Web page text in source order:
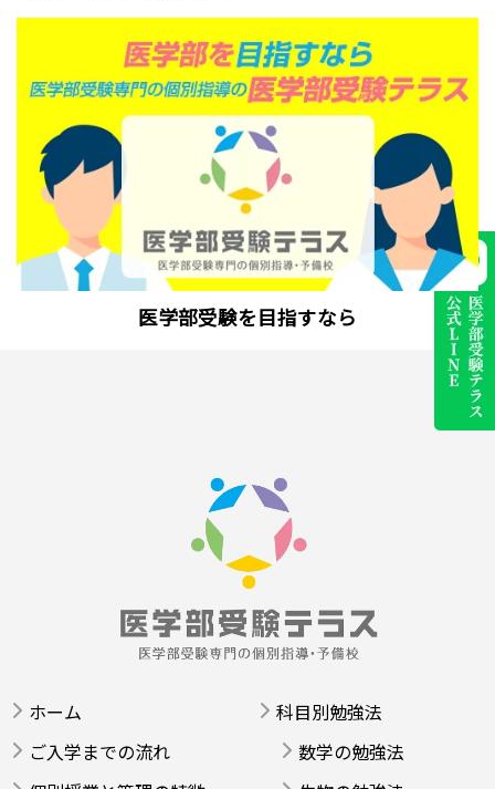
医学部受験を目指すなら
ホーム
ご入学までの流れ
科目別勉強法
数学の勉強法